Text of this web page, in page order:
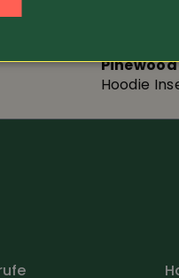
Hoodie